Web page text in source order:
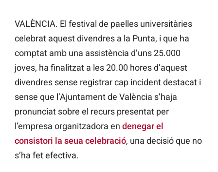
VALÈNCIA. El festival de paelles universitàries
celebrat aquest divendres a la Punta, i que ha
comptat amb una assistència d’uns 25.000
joves, ha finalitzat a les 20.00 hores d’aquest
divendres sense registrar cap incident destacat i
sense que l’Ajuntament de València s’haja
pronunciat sobre el recurs presentat per
l’empresa organitzadora en denegar el
consistori la seua celebració, una decisió que no
s’ha fet efectiva.